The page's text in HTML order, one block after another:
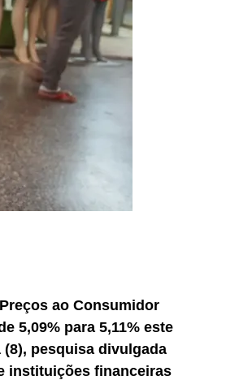
ao Consumidor
5,09% para 5,11% este
pesquisa divulgada
instituições financeiras